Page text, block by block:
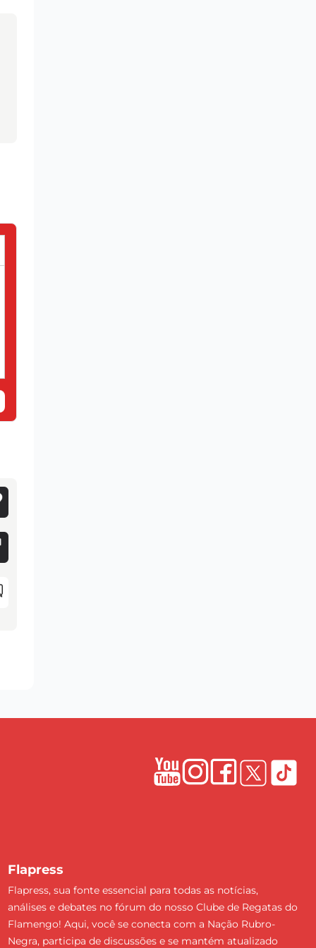
Flapress
Flapress, sua fonte essencial para todas as notícias,
análises e debates no fórum do nosso Clube de Regatas do
Flamengo! Aqui, você se conecta com a Nação Rubro-
Negra, participa de discussões e se mantém atualizado